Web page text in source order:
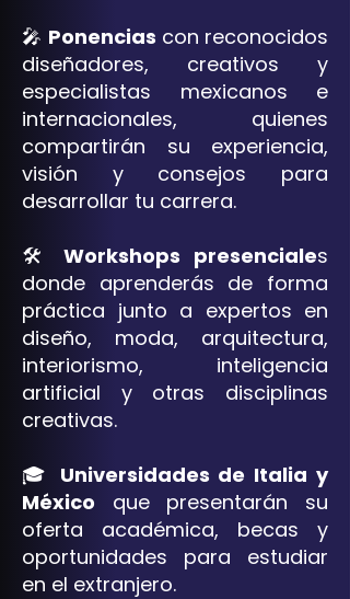
🎤 Ponencias con reconocidos
diseñadores, creativos y
especialistas mexicanos e
internacionales, quienes
compartirán su experiencia,
visión y consejos para
desarrollar tu carrera.
🛠️Workshops presenciales
donde aprenderás de forma
práctica junto a expertos en
diseño, moda, arquitectura,
interiorismo, inteligencia
artificial y otras disciplinas
creativas.
🎓 Universidades de Italia y
México que presentarán su
oferta académica, becas y
oportunidades para estudiar
en el extranjero.